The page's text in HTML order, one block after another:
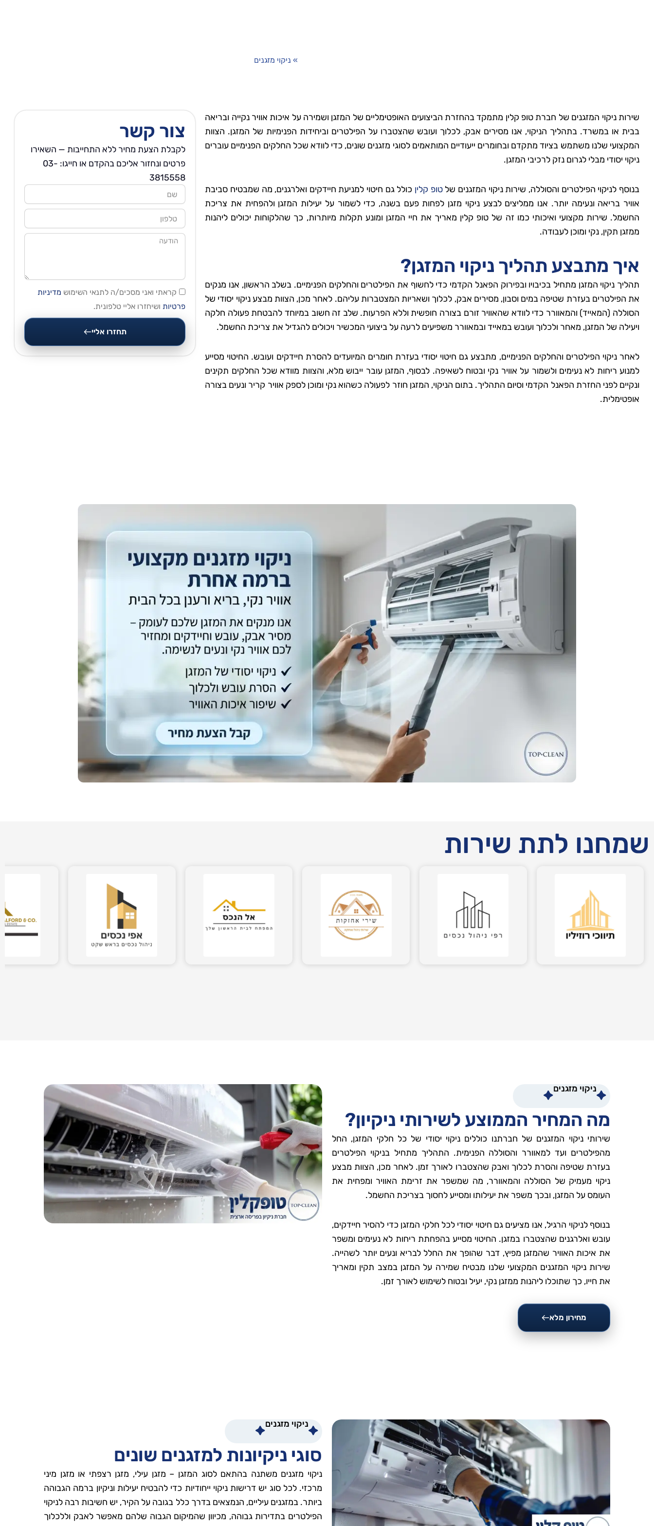
» ניקוי מזגנים
שירות ניקוי המזגנים של חברת טופ קלין מתמקד בהחזרת הביצועים האופטימליים של המזגן ושמירה על איכות אוויר נקייה ובריאה
בבית או במשרד. בתהליך הניקוי, אנו מסירים אבק, לכלוך ועובש שהצטברו על הפילטרים וביחידות הפנימיות של המזגן. הצוות
המקצועי שלנו משתמש בציוד מתקדם ובחומרים ייעודיים המותאמים לסוגי מזגנים שונים, כדי לוודא שכל החלקים הפנימיים עוברים
ניקוי יסודי מבלי לגרום נזק לרכיבי המזגן.
בנוסף לניקוי הפילטרים והסוללה, שירות ניקוי המזגנים שלטופ קלין כולל גם חיטוי למניעת חיידקים ואלרגנים, מה שמבטיח סביבת
אוויר בריאה ונעימה יותר. אנו ממליצים לבצע ניקוי מזגן לפחות פעם בשנה, כדי לשמור על יעילות המזגן ולהפחית את צריכת
החשמל. שירות מקצועי ואיכותי כמו זה של טופ קלין מאריך את חיי המזגן ומונע תקלות מיותרות, כך שהלקוחות יכולים ליהנות
ממזגן תקין, נקי ומוכן לעבודה.
איך מתבצע תהליך ניקוי המזגן?
תהליך ניקוי המזגן מתחיל בכיבויו ובפירוק הפאנל הקדמי כדי לחשוף את הפילטרים והחלקים הפנימיים. בשלב הראשון, אנו מנקים
את הפילטרים בעזרת שטיפה במים וסבון, מסירים אבק, לכלוך ושאריות המצטברות עליהם. לאחר מכן, הצוות מבצע ניקוי יסודי של
הסוללה (המאייד) והמאוורר כדי לוודא שהאוויר זורם בצורה חופשית וללא הפרעות. שלב זה חשוב במיוחד להבטחת פעולה חלקה
ויעילה של המזגן, מאחר ולכלוך ועובש במאייד ובמאוורר משפיעים לרעה על ביצועי המכשיר ויכולים להגדיל את צריכת החשמל.
לאחר ניקוי הפילטרים והחלקים הפנימיים, מתבצע גם חיטוי יסודי בעזרת חומרים המיועדים להסרת חיידקים ועובש. החיטוי מסייע
למנוע ריחות לא נעימים ולשמור על אוויר נקי ובטוח לשאיפה. לבסוף, המזגן עובר ייבוש מלא, והצוות מוודא שכל החלקים תקינים
ונקיים לפני החזרת הפאנל הקדמי וסיום התהליך. בתום הניקוי, המזגן חוזר לפעולה כשהוא נקי ומוכן לספק אוויר קריר ונעים בצורה
אופטימלית.
צור קשר
לקבלת הצעת מחיר ללא התחייבות — השאירו
פרטים ונחזור אליכם בהקדם או חייגו: 03-
3815558
שם
טלפון
הודעה
קראתי ואני מסכים/ה לתנאי השימוש מדיניות
פרטיותושיחזרו אליי טלפונית.
תחזרו אליי
שמחנו לתת שירות
ניקוי מזגנים
מה המחיר הממוצע לשירותי ניקיון?
שירותי ניקוי המזגנים של חברתנו כוללים ניקוי יסודי של כל חלקי המזגן, החל
מהפילטרים ועד למאוורר והסוללה הפנימית. התהליך מתחיל בניקוי הפילטרים
בעזרת שטיפה והסרת לכלוך ואבק שהצטברו לאורך זמן. לאחר מכן, הצוות מבצע
ניקוי מעמיק של הסוללה והמאוורר, מה שמשפר את זרימת האוויר ומפחית את
העומס על המזגן, ובכך משפר את יעילותו ומסייע לחסוך בצריכת החשמל.
בנוסף לניקוי הרגיל, אנו מציעים גם חיטוי יסודי לכל חלקי המזגן כדי להסיר חיידקים,
עובש ואלרגנים שהצטברו במזגן. החיטוי מסייע בהפחתת ריחות לא נעימים ומשפר
את איכות האוויר שהמזגן מפיץ, דבר שהופך את החלל לבריא ונעים יותר לשהייה.
שירות ניקוי המזגנים המקצועי שלנו מבטיח שמירה על המזגן במצב תקין ומאריך
את חייו, כך שתוכלו ליהנות ממזגן נקי, יעיל ובטוח לשימוש לאורך זמן.
מחירון מלא
ניקוי מזגנים
סוגי ניקיונות למזגנים שונים
ניקוי מזגנים משתנה בהתאם לסוג המזגן – מזגן עילי, מזגן רצפתי או מזגן מיני
מרכזי. לכל סוג יש דרישות ניקוי ייחודיות כדי להבטיח יעילות וניקיון ברמה הגבוהה
ביותר. במזגנים עיליים, הנמצאים בדרך כלל בגובה על הקיר, יש חשיבות רבה לניקוי
הפילטרים בתדירות גבוהה, מכיוון שהמיקום הגבוה שלהם מאפשר לאבק וללכלוך